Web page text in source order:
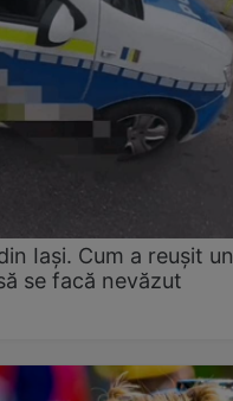
Iași. Cum a reușit un
se facă nevăzut